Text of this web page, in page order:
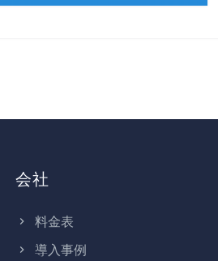
会社
料金表
導入事例